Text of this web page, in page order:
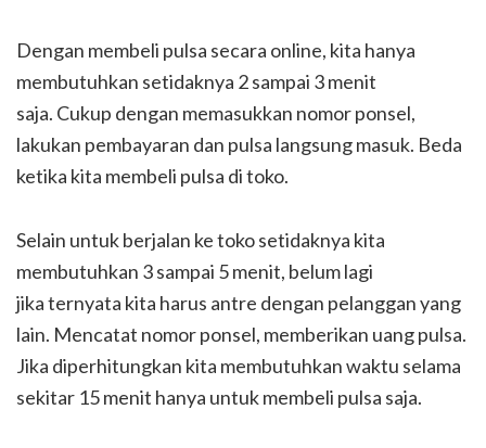
Dengan membeli pulsa secara online, kita hanya
membutuhkan setidaknya 2 sampai 3 menit
saja. Cukup dengan memasukkan nomor ponsel,
lakukan pembayaran dan pulsa langsung masuk. Beda
ketika kita membeli pulsa di toko.
Selain untuk berjalan ke toko setidaknya kita
membutuhkan 3 sampai 5 menit, belum lagi
jika ternyata kita harus antre dengan pelanggan yang
lain. Mencatat nomor ponsel, memberikan uang pulsa.
Jika diperhitungkan kita membutuhkan waktu selama
sekitar 15 menit hanya untuk membeli pulsa saja.